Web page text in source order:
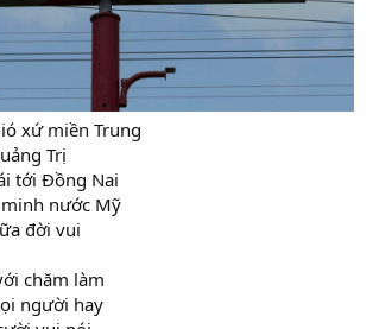
xứ miền Trung
Trị
tới Đồng Nai
nước Mỹ
đời vui
chăm làm
người hay